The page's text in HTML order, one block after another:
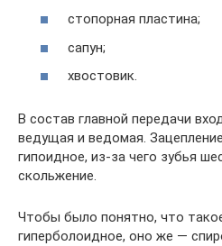
стопорная пластина;
сапун;
хвостовик.
В состав главной передачи
ведущая и ведомая.
гипоидное, из-за чего зубья
скольжение.
Чтобы было понятно, что
гиперболоидное, оно же —